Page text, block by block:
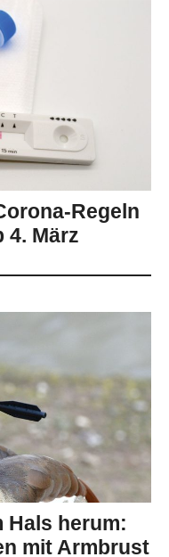
Regeln
4. März
Hals herum:
mit Armbrust